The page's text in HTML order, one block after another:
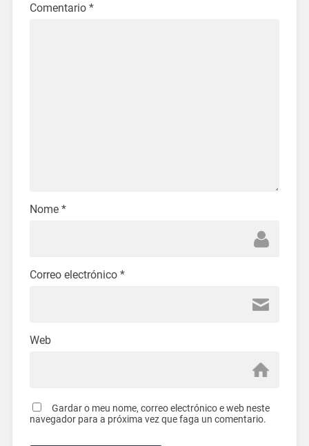
Comentario *
Nome *
Correo electrónico *
Web
Gardar o meu nome, correo electrónico e web neste
navegador para a próxima vez que faga un comentario.